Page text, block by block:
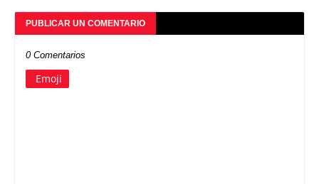
PUBLICAR UN COMENTARIO
0 Comentarios
Emoji